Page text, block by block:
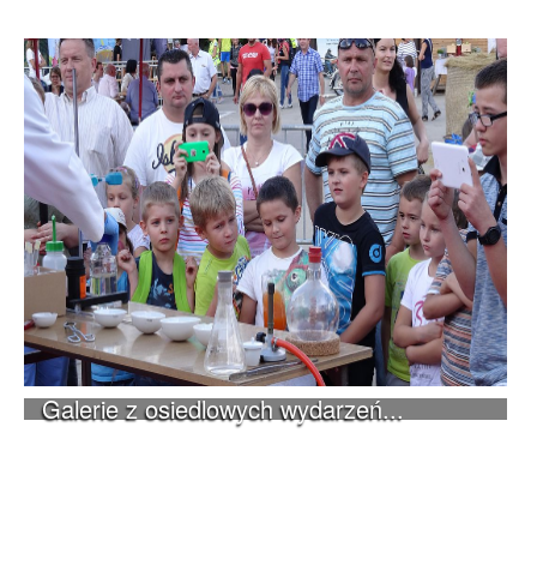
Galerie z osiedlowych wydarzeń...